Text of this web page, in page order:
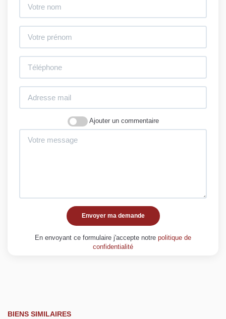
Ajouter un commentaire
Envoyer ma demande
En envoyant ce formulaire j'accepte notre politique de
confidentialité
BIENS SIMILAIRES